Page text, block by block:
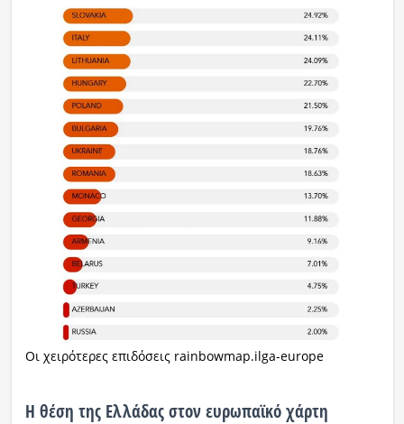
Οι χειρότερες επιδόσεις rainbowmap.ilga-europe
Η θέση της Ελλάδας στον ευρωπαϊκό χάρτη